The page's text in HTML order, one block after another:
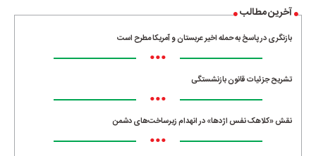
آخرین مطالب
بازنگری در پاسخ به حمله اخیر عربستان و آمریکا مطرح است
•••
تشریح جزئیات قانون بازنشستگی
•••
نقش «کلاهک نفس اژدها» در انهدام زیرساخت‌های دشمن
•••